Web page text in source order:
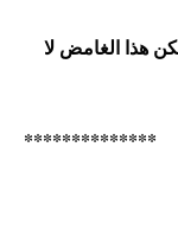
**************